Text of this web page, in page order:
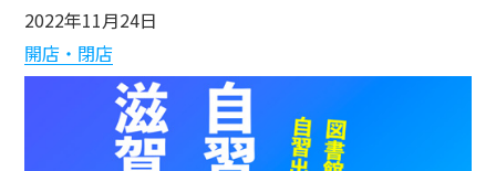
2022年11月24日
開店・閉店